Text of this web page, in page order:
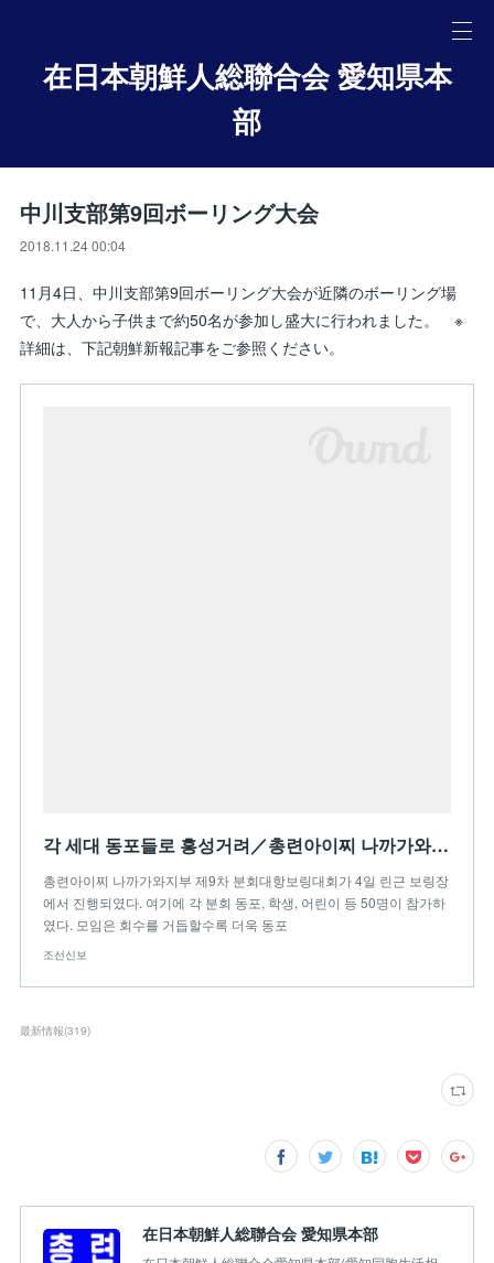
在日本朝鮮人総聯合会 愛知県本
部
中川支部第9回ボーリング大会
2018.11.24 00:04
11月4日、中川支部第9回ボーリング大会が近隣のボーリング場
で、大人から子供まで約50名が参加し盛大に行われました。 ※
詳細は、下記朝鮮新報記事をご参照ください。
각 세대 동포들로 흥성거려／총련아이찌 나까가와지부 제9차 분회대항보링대회
총련아이찌 나까가와지부 제9차 분회대항보링대회가 4일 린근 보링장
에서 진행되였다. 여기에 각 분회 동포, 학생, 어린이 등 50명이 참가하
였다. 모임은 회수를 거듭할수록 더욱 동포
조선신보
最新情報(319)
在日本朝鮮人総聯合会 愛知県本部